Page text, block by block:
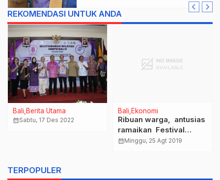
REKOMENDASI UNTUK ANDA
Bali Berita Utama
calendar_monthSabtu, 17 Des 2022
Bali Ekonomi
Ribuan warga, antusias
ramaikan Festival
Pesona Lokal Bali 2019
calendar_monthMinggu, 25 Agt 2019
TERPOPULER